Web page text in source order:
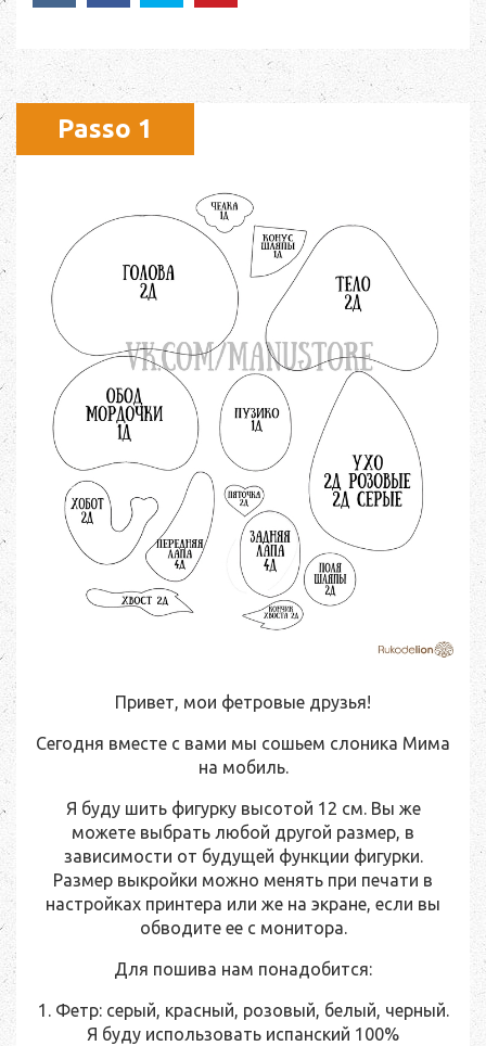
Passo 1
Привет, мои фетровые друзья!
Сегодня вместе с вами мы сошьем слоника Мима
на мобиль.
Я буду шить фигурку высотой 12 см. Вы же
можете выбрать любой другой размер, в
зависимости от будущей функции фигурки.
Размер выкройки можно менять при печати в
настройках принтера или же на экране, если вы
обводите ее с монитора.
Для пошива нам понадобится:
1. Фетр: серый, красный, розовый, белый, черный.
Я буду использовать испанский 100%